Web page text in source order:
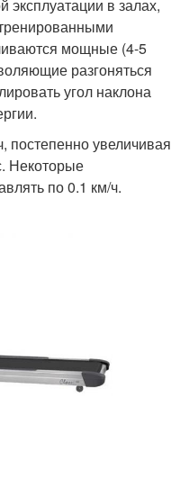
эксплуатации в залах,
мощные (4-5
разгоняться
угол наклона
постепенно увеличивая
Некоторые
по 0.1 км/ч.